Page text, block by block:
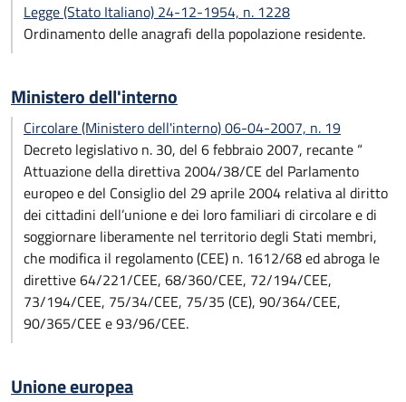
Legge (Stato Italiano) 24-12-1954, n. 1228
Ordinamento delle anagrafi della popolazione residente.
Ministero dell'interno
Circolare (Ministero dell'interno) 06-04-2007, n. 19
Decreto legislativo n. 30, del 6 febbraio 2007, recante “
Attuazione della direttiva 2004/38/CE del Parlamento
europeo e del Consiglio del 29 aprile 2004 relativa al diritto
dei cittadini dell’unione e dei loro familiari di circolare e di
soggiornare liberamente nel territorio degli Stati membri,
che modifica il regolamento (CEE) n. 1612/68 ed abroga le
direttive 64/221/CEE, 68/360/CEE, 72/194/CEE,
73/194/CEE, 75/34/CEE, 75/35 (CE), 90/364/CEE,
90/365/CEE e 93/96/CEE.
Unione europea